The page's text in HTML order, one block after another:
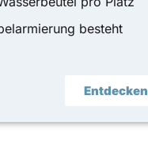
besteht